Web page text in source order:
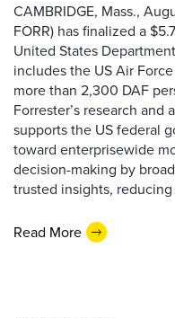
CAMBRIDGE, Mass.,
FORR) has finalized a
United States
includes the US Air
more than 2,300 DAF
Forrester’s research
supports the US federal
toward enterprisewide
decision-making by
trusted insights,
Read More